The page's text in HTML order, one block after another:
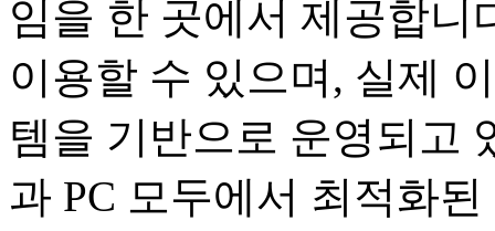
임을 한 곳에서 제공합니
이용할 수 있으며, 실제
템을 기반으로 운영되고
과 PC 모두에서 최적화